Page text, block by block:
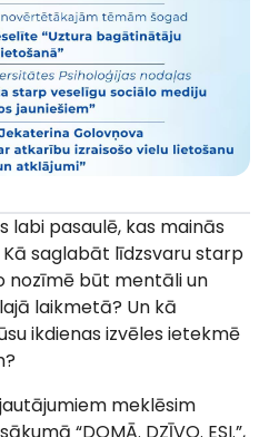
labi pasaulē, kas mainās
saglabāt līdzsvaru starp
nozīmē būt mentāli un
laikmetā? Un kā
ikdienas izvēles ietekmē
meklēsim